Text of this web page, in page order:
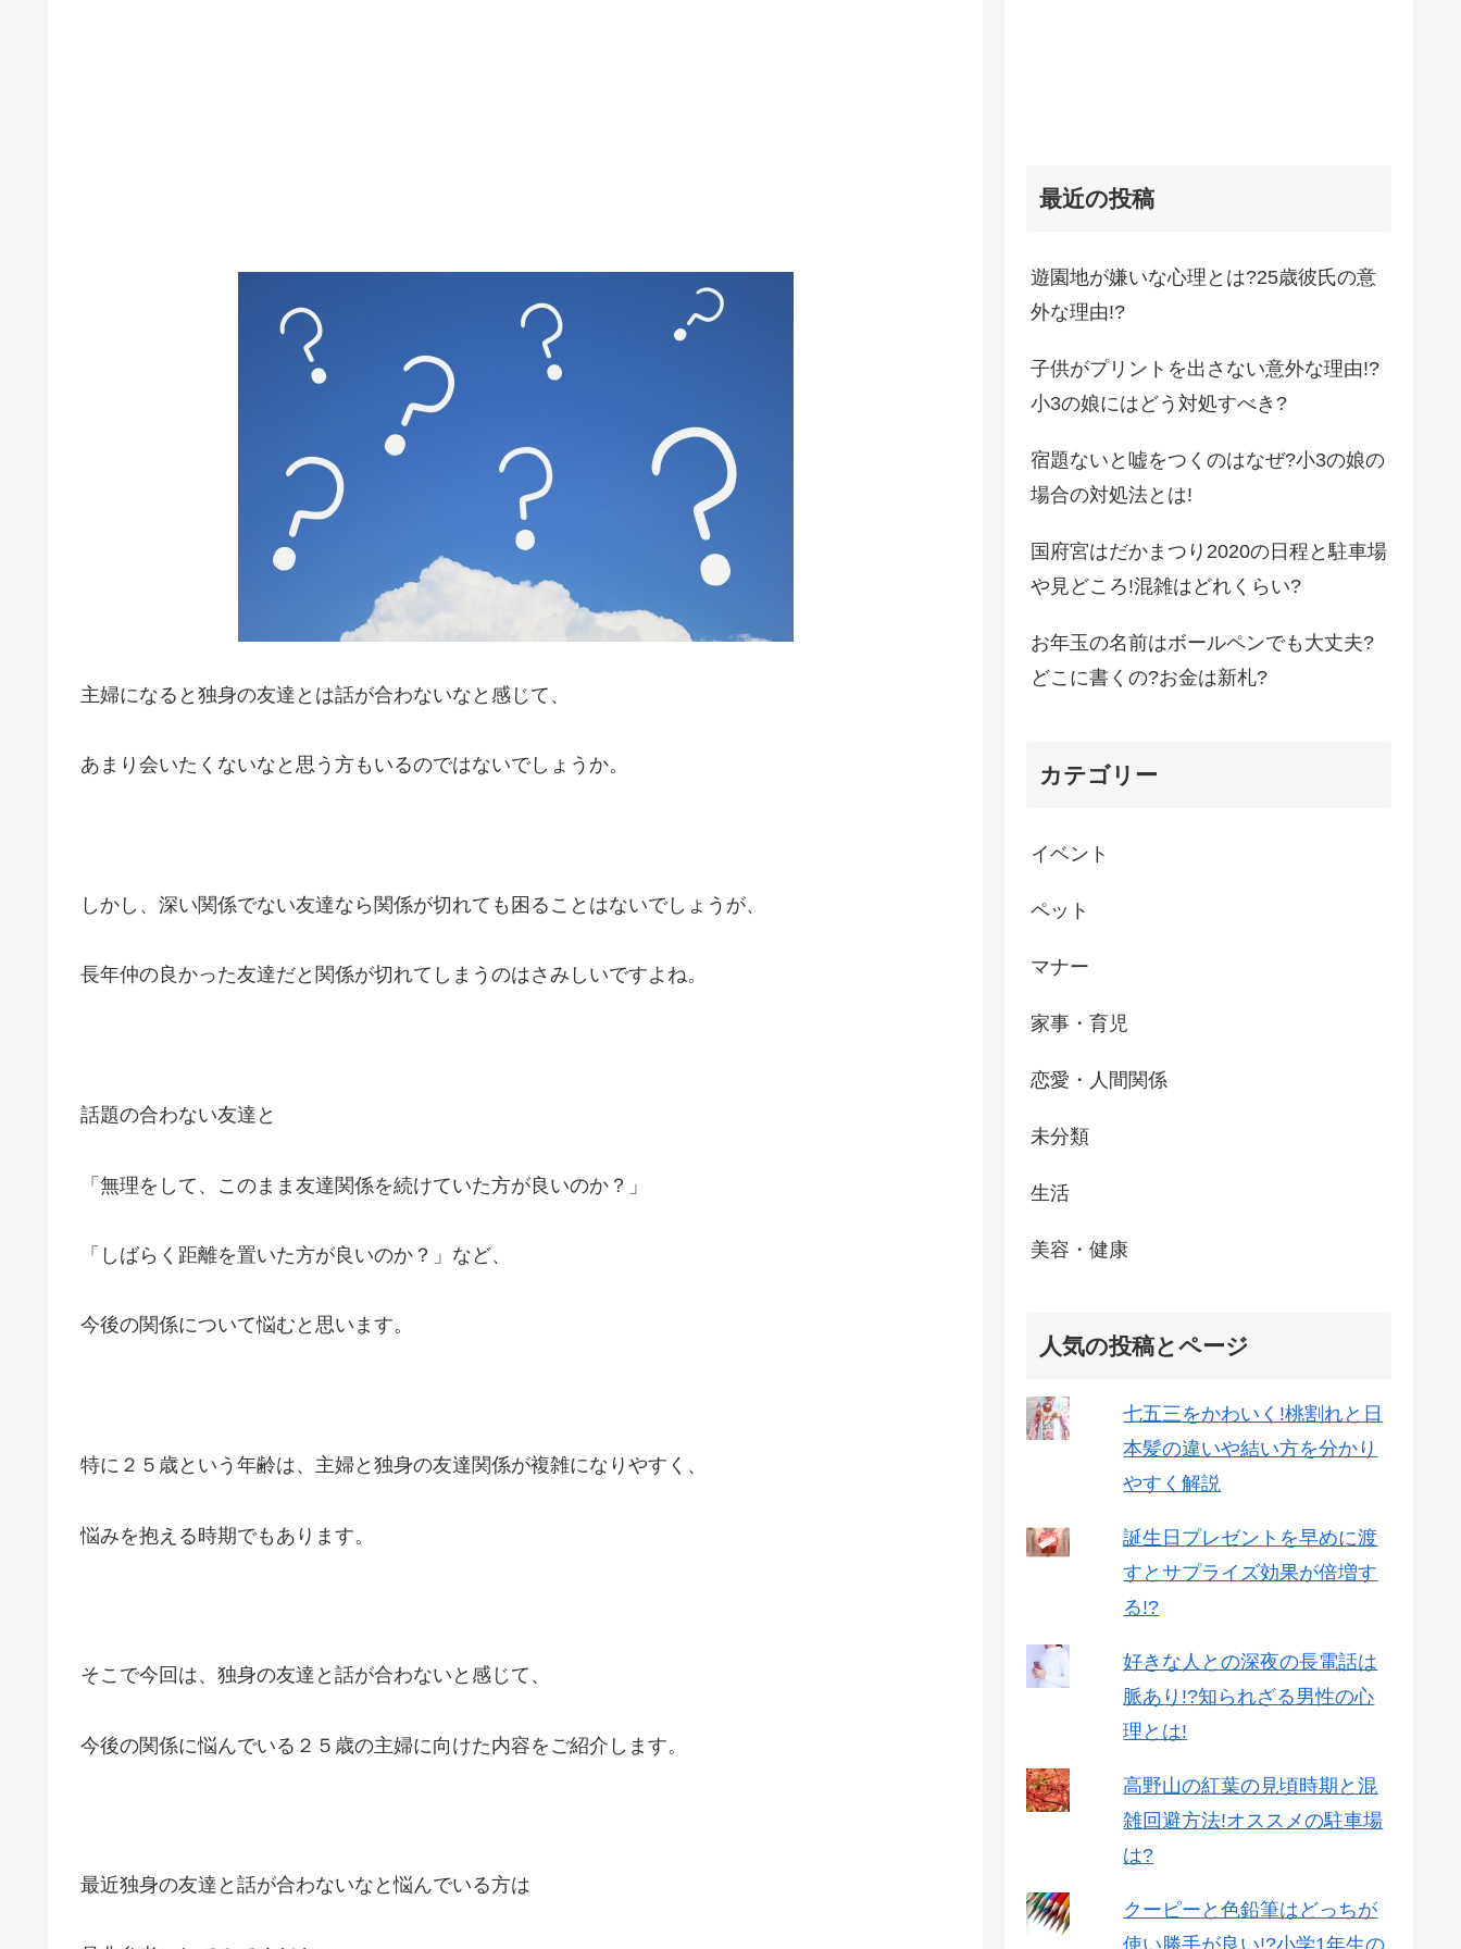
主婦になると独身の友達とは話が合わないなと感じて、
あまり会いたくないなと思う方もいるのではないでしょうか。
しかし、深い関係でない友達なら関係が切れても困ることはないでしょうが、
長年仲の良かった友達だと関係が切れてしまうのはさみしいですよね。
話題の合わない友達と
「無理をして、このまま友達関係を続けていた方が良いのか？」
「しばらく距離を置いた方が良いのか？」など、
今後の関係について悩むと思います。
特に２５歳という年齢は、主婦と独身の友達関係が複雑になりやすく、
悩みを抱える時期でもあります。
そこで今回は、独身の友達と話が合わないと感じて、
今後の関係に悩んでいる２５歳の主婦に向けた内容をご紹介します。
最近独身の友達と話が合わないなと悩んでいる方は
最近の投稿
遊園地が嫌いな心理とは?25歳彼氏の意
外な理由!?
子供がプリントを出さない意外な理由!?
小3の娘にはどう対処すべき?
宿題ないと嘘をつくのはなぜ?小3の娘の
場合の対処法とは!
国府宮はだかまつり2020の日程と駐車場
や見どころ!混雑はどれくらい?
お年玉の名前はボールペンでも大丈夫?
どこに書くの?お金は新札?
カテゴリー
イベント
ペット
マナー
家事・育児
恋愛・人間関係
未分類
生活
美容・健康
人気の投稿とページ
七五三をかわいく!桃割れと日
本髪の違いや結い方を分かり
やすく解説
誕生日プレゼントを早めに渡
すとサプライズ効果が倍増す
る!?
好きな人との深夜の長電話は
脈あり!?知られざる男性の心
理とは!
高野山の紅葉の見頃時期と混
雑回避方法!オススメの駐車場
は?
クーピーと色鉛筆はどっちが